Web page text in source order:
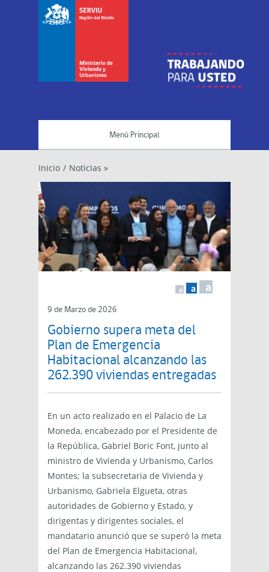
Menú Principal
Inicio / Noticias »
a a a
9 de Marzo de 2026
Gobierno supera meta del
Plan de Emergencia
Habitacional alcanzando las
262.390 viviendas entregadas
En un acto realizado en el Palacio de La
Moneda, encabezado por el Presidente de
la República, Gabriel Boric Font, junto al
ministro de Vivienda y Urbanismo, Carlos
Montes; la subsecretaria de Vivienda y
Urbanismo, Gabriela Elgueta, otras
autoridades de Gobierno y Estado, y
dirigentas y dirigentes sociales, el
mandatario anunció que se superó la meta
del Plan de Emergencia Habitacional,
alcanzando las 262.390 viviendas